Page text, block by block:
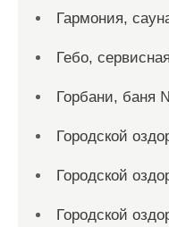
Гармония,
Гебо,
Горбани, баня
Городской
Городской
Городской